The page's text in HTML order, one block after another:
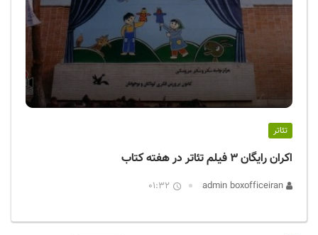
تئاتر
اکران رایگان ۳ فیلم تئاتر در هفته کتاب
01:32